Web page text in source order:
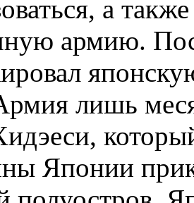
а
армию.
лишь
Японии